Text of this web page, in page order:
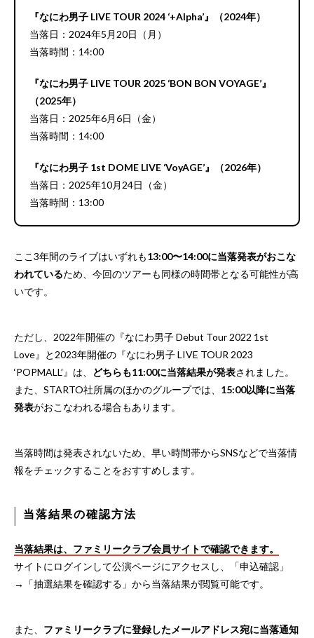
『なにわ男子 LIVE TOUR 2024 ‘+Alpha’』（2024年）
当落日：2024年5月20日（月）
当落時間：14:00
『なにわ男子 LIVE TOUR 2025 ‘BON BON VOYAGE’』
（2025年）
当落日：2025年6月6日（金）
当落時間：14:00
『なにわ男子 1st DOME LIVE ‘VoyAGE’』（2026年）
当落日：2025年10月24日（金）
当落時間：13:00
ここ3年間のライブはいずれも13:00〜14:00に当落発表がおこな
われているため、今回のツアーも同様の時間帯となる可能性が高
いです。
ただし、2022年開催の『なにわ男子 Debut Tour 2022 1st
Love』と2023年開催の『なにわ男子 LIVE TOUR 2023
‘POPMALL’』は、
どちらも11:00に当落結果が発表されました。
また、STARTO社所属のほかのグループでは、 15:00以降に当落
発表がおこなわれる場合もあります。
当落時間は発表されないため、早い時間帯からSNSなどで当落情
報をチェックすることをおすすめします。
当落結果の確認方法
当落結果は、ファミリークラブ会員サイトで確認できます。
サイトにログインして公演ページにアクセスし、「申込確認」
→「抽選結果を確認する」から当落結果が閲覧可能です。
また、 ファミリークラブに登録したメールアドレス宛に当落通知